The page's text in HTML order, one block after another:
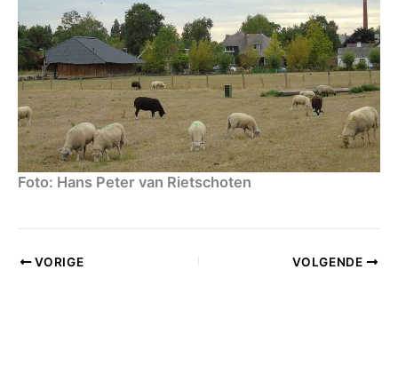
Foto: Hans Peter van Rietschoten
VORIGE VOLGENDE